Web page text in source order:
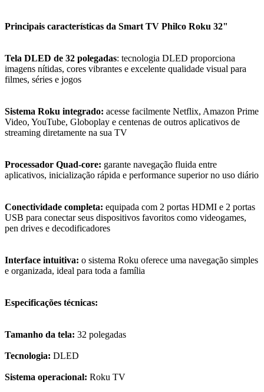
Principais características da Smart TV Philco Roku 32"
Tela DLED de 32 polegadas: tecnologia DLED proporciona
imagens nítidas, cores vibrantes e excelente qualidade visual para
filmes, séries e jogos
Sistema Roku integrado: acesse facilmente Netflix, Amazon Prime
Video, YouTube, Globoplay e centenas de outros aplicativos de
streaming diretamente na sua TV
Processador Quad-core: garante navegação fluida entre
aplicativos, inicialização rápida e performance superior no uso diário
Conectividade completa: equipada com 2 portas HDMI e 2 portas
USB para conectar seus dispositivos favoritos como videogames,
pen drives e decodificadores
Interface intuitiva: o sistema Roku oferece uma navegação simples
e organizada, ideal para toda a família
Especificações técnicas:
Tamanho da tela: 32 polegadas
Tecnologia: DLED
Sistema operacional: Roku TV